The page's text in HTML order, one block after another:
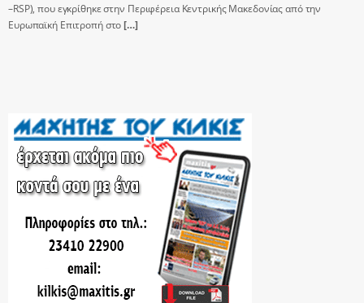
–RSP), που εγκρίθηκε στην Περιφέρεια Κεντρικής Μακεδονίας από την
Ευρωπαϊκή Επιτροπή στο[…]